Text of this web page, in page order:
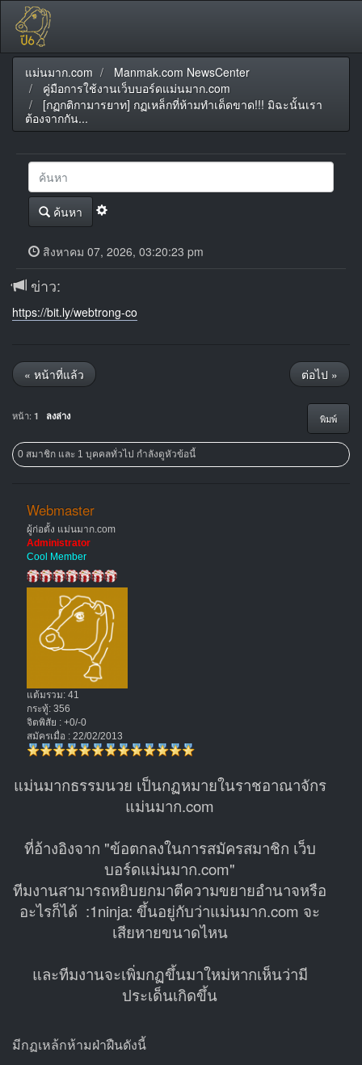
แม่นมาก.com
Manmak.com NewsCenter
คู่มือการใช้งานเว็บบอร์ดแม่นมาก.com
[กฏกติกามารยาท] กฏเหล็กที่ห้ามทำเด็ดขาด!!! มิฉะนั้นเรา
ต้องจากกัน...
ค้นหา
สิงหาคม 07, 2026, 03:20:23 pm
ข่าว:
https://bit.ly/webtrong-co
« หน้าที่แล้ว ต่อไป »
พิมพ์
หน้า: 1 ลงล่าง
0 สมาชิก และ 1 บุคคลทั่วไป กำลังดูหัวข้อนี้
Webmaster
ผู้ก่อตั้ง แม่นมาก.com
Administrator
Cool Member
แต้มรวม: 41
กระทู้: 356
จิตพิสัย : +0/-0
สมัครเมื่อ : 22/02/2013
แม่นมากธรรมนวย เป็นกฏหมายในราชอาณาจักร
แม่นมาก.com
ที่อ้างอิงจาก "ข้อตกลงในการสมัครสมาชิก เว็บ
บอร์ดแม่นมาก.com"
ทีมงานสามารถหยิบยกมาตีความขยายอำนาจหรือ
อะไรก็ได้ :1ninja: ขึ้นอยู่กับว่าแม่นมาก.com จะ
เสียหายขนาดไหน
และทีมงานจะเพิ่มกฏขึ้นมาใหม่หากเห็นว่ามี
ประเด็นเกิดขึ้น
มีกฏเหล้กห้ามฝ่าฝืนดังนี้